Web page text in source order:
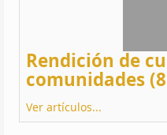
Rendición de
comunidades
Ver artículos...